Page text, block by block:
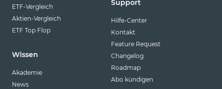
ETF-Vergleich
Aktien-Vergleich
ETF Top Flop
Wissen
Akademie
News
Support
Hilfe-Center
Kontakt
Feature Request
Changelog
Roadmap
Abo kündigen